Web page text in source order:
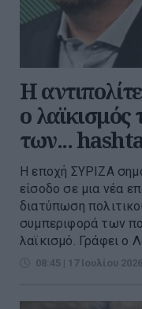
Η
ο λαϊκισμός
των...
Η εποχή ΣΥΡΙΖΑ
είσοδο σε μια νέα
διατύπωση
συμπεριφορά των
λαϊκισμό. Γράφει ο
08:45 | 17 Ιουλίου 2026